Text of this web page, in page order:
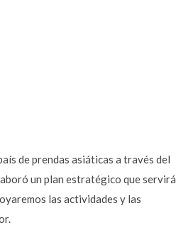
de prendas asiáticas a través del
un plan estratégico que servirá
las actividades y las